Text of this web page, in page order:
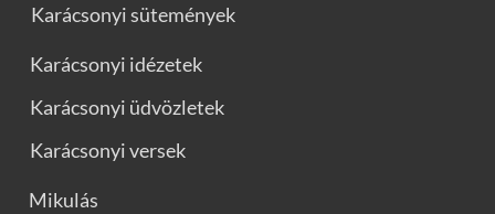
Karácsonyi sütemények
Karácsonyi idézetek
Karácsonyi üdvözletek
Karácsonyi versek
Mikulás